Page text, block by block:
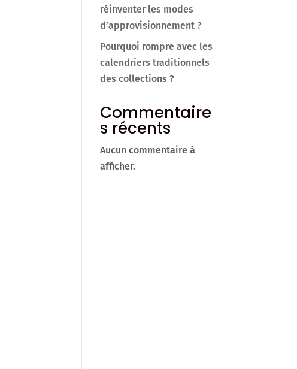
réinventer les modes
d’approvisionnement ?
Pourquoi rompre avec les
calendriers traditionnels
des collections ?
Commentaire
s récents
Aucun commentaire à
afficher.